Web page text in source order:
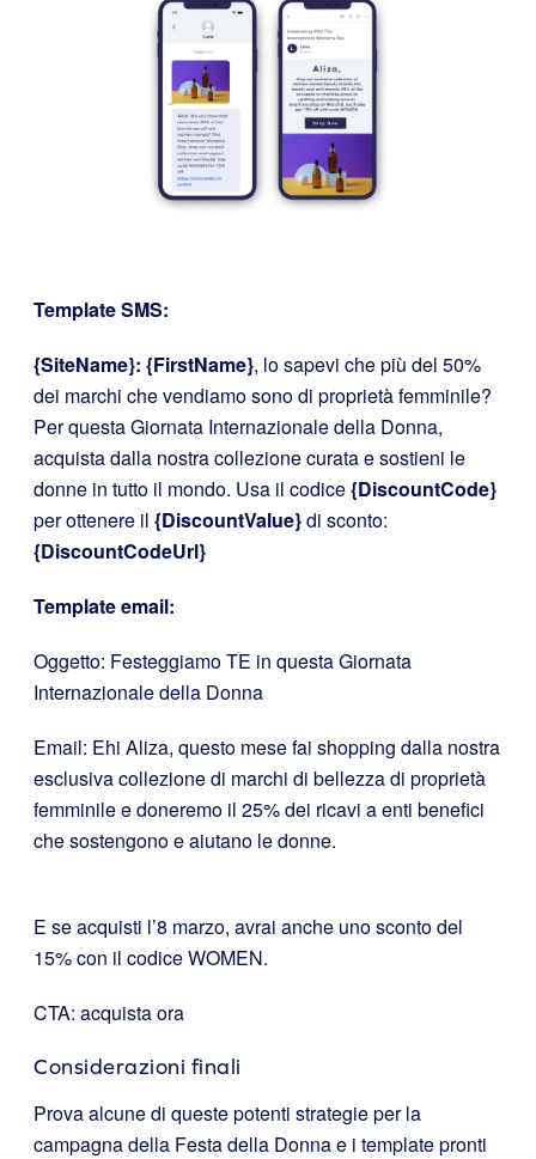
Template SMS:
{SiteName}: {FirstName}, lo sapevi che più del 50%
dei marchi che vendiamo sono di proprietà femminile?
Per questa Giornata Internazionale della Donna,
acquista dalla nostra collezione curata e sostieni le
donne in tutto il mondo. Usa il codice{DiscountCode}
per ottenere il {DiscountValue}di sconto:
{DiscountCodeUrl}
Template email:
Oggetto: Festeggiamo TE in questa Giornata
Internazionale della Donna
Email: Ehi Aliza, questo mese fai shopping dalla nostra
esclusiva collezione di marchi di bellezza di proprietà
femminile e doneremo il 25% dei ricavi a enti benefici
che sostengono e aiutano le donne.
E se acquisti l’8 marzo, avrai anche uno sconto del
15% con il codice WOMEN.
CTA: acquista ora
Considerazioni finali
Prova alcune di queste potenti strategie per la
campagna della Festa della Donna e i template pronti